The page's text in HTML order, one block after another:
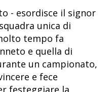
- esordisce il signor
unica di
tempo fa
e quella di
un campionato,
e fece
festeggiare la